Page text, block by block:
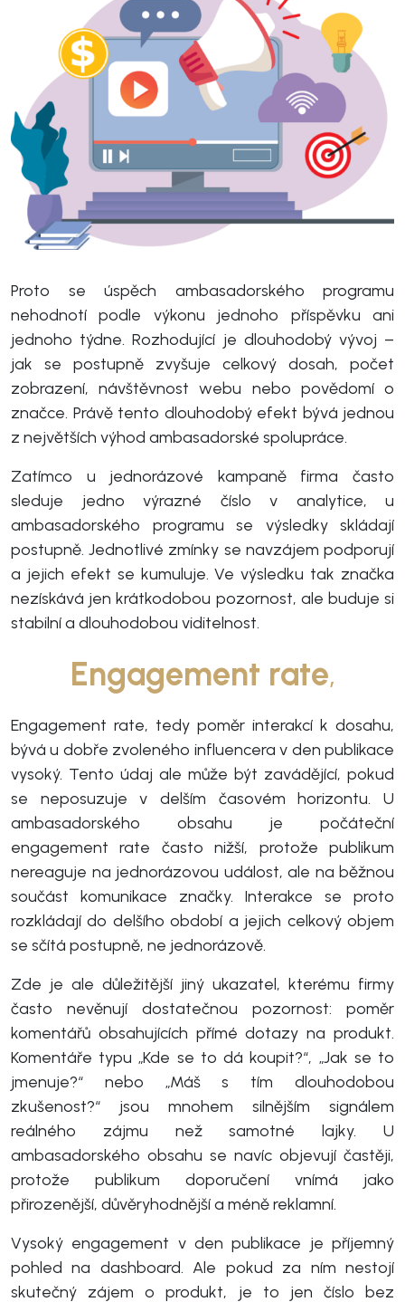
Proto se úspěch ambasadorského programu
nehodnotí podle výkonu jednoho příspěvku ani
jednoho týdne. Rozhodující je dlouhodobý vývoj –
jak se postupně zvyšuje celkový dosah, počet
zobrazení, návštěvnost webu nebo povědomí o
značce. Právě tento dlouhodobý efekt bývá jednou
z největších výhod ambasadorské spolupráce.
Zatímco u jednorázové kampaně firma často
sleduje jedno výrazné číslo v analytice, u
ambasadorského programu se výsledky skládají
postupně. Jednotlivé zmínky se navzájem podporují
a jejich efekt se kumuluje. Ve výsledku tak značka
nezískává jen krátkodobou pozornost, ale buduje si
stabilní a dlouhodobou viditelnost.
Engagement rate,
Engagement rate, tedy poměr interakcí k dosahu,
bývá u dobře zvoleného influencera v den publikace
vysoký. Tento údaj ale může být zavádějící, pokud
se neposuzuje v delším časovém horizontu. U
ambasadorského obsahu je počáteční
engagement rate často nižší, protože publikum
nereaguje na jednorázovou událost, ale na běžnou
součást komunikace značky. Interakce se proto
rozkládají do delšího období a jejich celkový objem
se sčítá postupně, ne jednorázově.
Zde je ale důležitější jiný ukazatel, kterému firmy
často nevěnují dostatečnou pozornost: poměr
komentářů obsahujících přímé dotazy na produkt.
Komentáře typu „Kde se to dá koupit?“, „Jak se to
jmenuje?“ nebo „Máš s tím dlouhodobou
zkušenost?“ jsou mnohem silnějším signálem
reálného zájmu než samotné lajky. U
ambasadorského obsahu se navíc objevují častěji,
protože publikum doporučení vnímá jako
přirozenější, důvěryhodnější a méně reklamní.
Vysoký engagement v den publikace je příjemný
pohled na dashboard. Ale pokud za ním nestojí
skutečný zájem o produkt, je to jen číslo bez